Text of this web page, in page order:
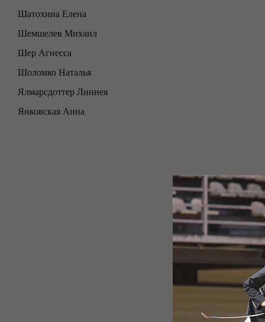
Шатохина Елена
Шемшелев Михаил
Шер Агнесса
Шоломко Наталья
Ялмарсдоттер Линнея
Янковская Анна